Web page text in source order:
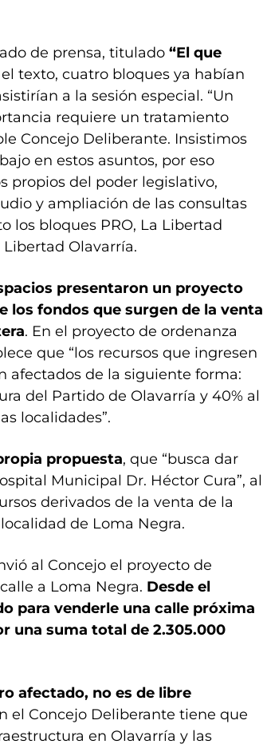
de prensa, titulado “El que
el texto, cuatro bloques ya habían
a la sesión especial. “Un
requiere un tratamiento
Concejo Deliberante. Insistimos
en estos asuntos, por eso
propios del poder legislativo,
y ampliación de las consultas
los bloques PRO, La Libertad
Olavarría.
presentaron un proyecto
los fondos que surgen de la venta
. En el proyecto de ordenanza
que “los recursos que ingresen
afectados de la siguiente forma:
del Partido de Olavarría y 40% al
localidades”.
propuesta, que “busca dar
Municipal Dr. Héctor Cura”, al
derivados de la venta de la
de Loma Negra.
al Concejo el proyecto de
a Loma Negra. Desde el
para venderle una calle próxima
una suma total de 2.305.000
afectado, no es de libre
el Concejo Deliberante tiene que
en Olavarría y las